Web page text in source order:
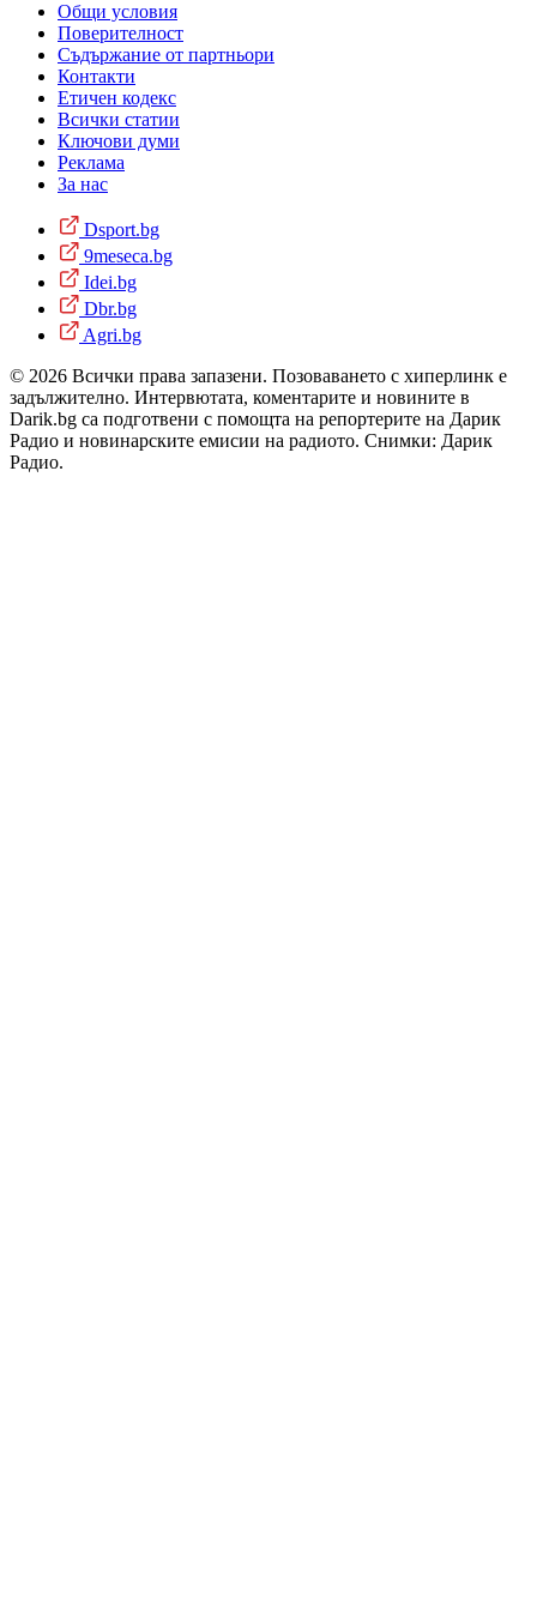
Общи условия
Поверителност
Съдържание от партньори
Контакти
Етичен кодекс
Всички статии
Ключови думи
Реклама
За нас
Dsport.bg
9meseca.bg
Idei.bg
Dbr.bg
Agri.bg
© 2026 Всички права запазени. Позоваването с хиперлинк е
задължително. Интервютата, коментарите и новините в
Darik.bg са подготвени с помощта на репортерите на Дарик
Радио и новинарските емисии на радиото. Снимки: Дарик
Радио.